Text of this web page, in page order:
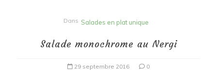
Dans Salades en plat unique
Salade monochrome au Nergi
29 septembre 2016 0